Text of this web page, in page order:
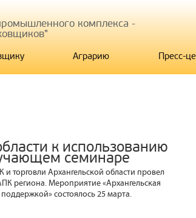
комплекса -
Аграрию Пресс-
к использованию
семинаре
торговли Архангельской области провел
региона. Мероприятие «Архангельская
состоялось 25 марта.